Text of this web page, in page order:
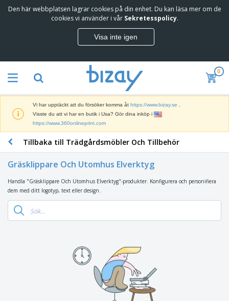
Den här webbplatsen lagrar cookies på din enhet. Du kan läsa mer om de
cookies vi använder i vår Sekretesspolicy.
Visa inte igen
0
Vi har upptäckt att du försöker komma åt https://www.bizay.se
Visste du att vi har en butik i Usa? Gör dina inköp i
https://www.360onlineprint.com
Tillbaka till Trädgårdsmöbler Och Tillbehör
Gräsklippare Och Utomhus Elverktyg
Handla "Gräsklippare Och Utomhus Elverktyg"-produkter. Konfigurera och personifiera
dem med ditt logotyp, text eller design.